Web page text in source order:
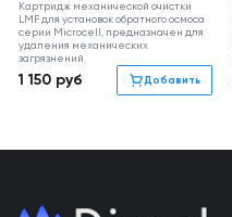
Картридж механической очистки
LMF для установок обратного осмоса
серии Microcell, предназначен для
удаления механических
загрязнений
1 150 руб Добавить